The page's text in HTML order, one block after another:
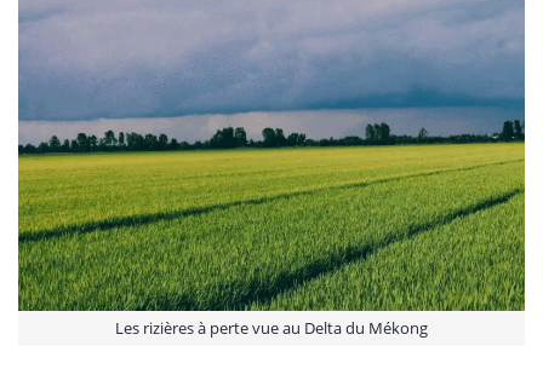
Les rizières à perte vue au Delta du Mékong